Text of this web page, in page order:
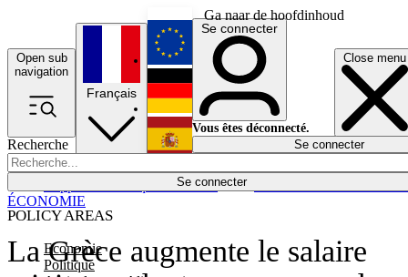
Ga naar de hoofdinhoud
Open sub
navigation
Close menu
Recherche
Se connecter
POLICY AREAS
Economie
Politique
Économie
Français
English
Deutsch
Español
Se connecter
Vous êtes déconnecté.
Se connecter
La Grèce augmente le salaire
ÉCONOMIE